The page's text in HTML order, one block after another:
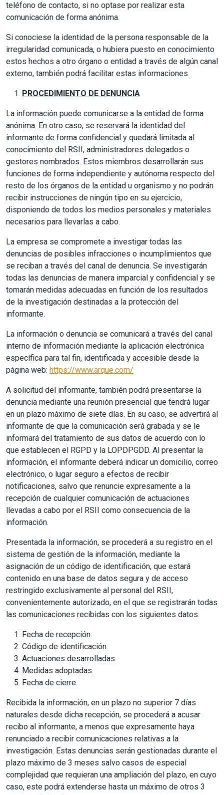
teléfono de contacto, si no optase por realizar esta
comunicación de forma anónima.
Si conociese la identidad de la persona responsable de la
irregularidad comunicada, o hubiera puesto en conocimiento
estos hechos a otro órgano o entidad a través de algún canal
externo, también podrá facilitar estas informaciones.
PROCEDIMIENTO DE DENUNCIA
La información puede comunicarse a la entidad de forma
anónima. En otro caso, se reservará la identidad del
informante de forma confidencial y quedará limitada al
conocimiento del RSII, administradores delegados o
gestores nombrados. Estos miembros desarrollarán sus
funciones de forma independiente y autónoma respecto del
resto de los órganos de la entidad u organismo y no podrán
recibir instrucciones de ningún tipo en su ejercicio,
disponiendo de todos los medios personales y materiales
necesarios para llevarlas a cabo.
La empresa se compromete a investigar todas las
denuncias de posibles infracciones o incumplimientos que
se reciban a través del canal de denuncia. Se investigarán
todas las denuncias de manera imparcial y confidencial y se
tomarán medidas adecuadas en función de los resultados
de la investigación destinadas a la protección del
informante.
La información o denuncia se comunicará a través del canal
interno de información mediante la aplicación electrónica
específica para tal fin, identificada y accesible desde la
página web: https://www.arque.com/
A solicitud del informante, también podrá presentarse la
denuncia mediante una reunión presencial que tendrá lugar
en un plazo máximo de siete días. En su caso, se advertirá al
informante de que la comunicación será grabada y se le
informará del tratamiento de sus datos de acuerdo con lo
que establecen el RGPD y la LOPDPGDD. Al presentar la
información, el informante deberá indicar un domicilio, correo
electrónico, o lugar seguro a efectos de recibir
notificaciones, salvo que renuncie expresamente a la
recepción de cualquier comunicación de actuaciones
llevadas a cabo por el RSII como consecuencia de la
información.
Presentada la información, se procederá a su registro en el
sistema de gestión de la información, mediante la
asignación de un código de identificación, que estará
contenido en una base de datos segura y de acceso
restringido exclusivamente al personal del RSII,
convenientemente autorizado, en el que se registrarán todas
las comunicaciones recibidas con los siguientes datos:
Fecha de recepción.
Código de identificación.
Actuaciones desarrolladas.
Medidas adoptadas.
Fecha de cierre.
Recibida la información, en un plazo no superior 7 días
naturales desde dicha recepción, se procederá a acusar
recibo al informante, a menos que expresamente haya
renunciado a recibir comunicaciones relativas a la
investigación. Estas denuncias serán gestionadas durante el
plazo máximo de 3 meses salvo casos de especial
complejidad que requieran una ampliación del plazo, en cuyo
caso, este podrá extenderse hasta un máximo de otros 3